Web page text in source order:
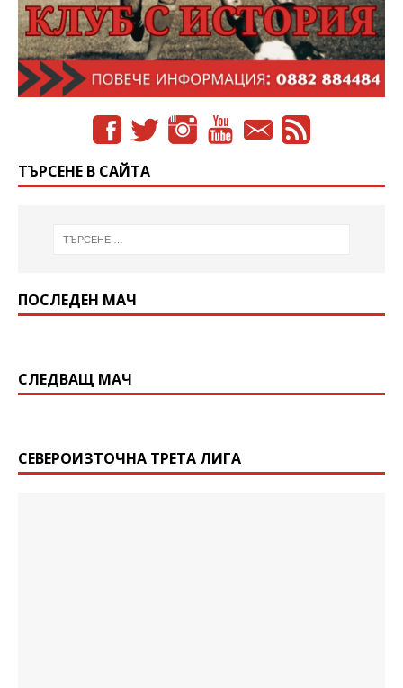
ТЪРСЕНЕ В САЙТА
ПОСЛЕДЕН МАЧ
СЛЕДВАЩ МАЧ
СЕВЕРОИЗТОЧНА ТРЕТА ЛИГА